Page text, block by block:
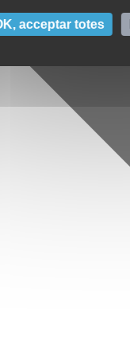
acceptar totes